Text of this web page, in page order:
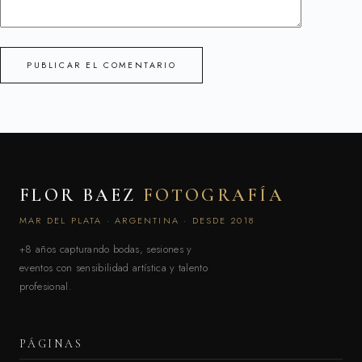
PUBLICAR EL COMENTARIO
FLOR BAEZ FOTOGRAFÍA
MAR DEL PLATA · ARGENTINA · DESDE 2018
+8 años capturando bodas, sesiones y
eventos con sensibilidad artística y talento
profesional.
PÁGINAS